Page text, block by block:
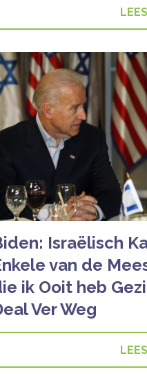
Israëlisch
van de
ik Ooit heb
Ver Weg